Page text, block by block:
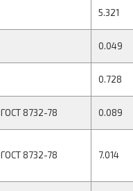
5.321
0.049
0.728
ГОСТ 8732-78 0.089
ГОСТ 8732-78 7.014